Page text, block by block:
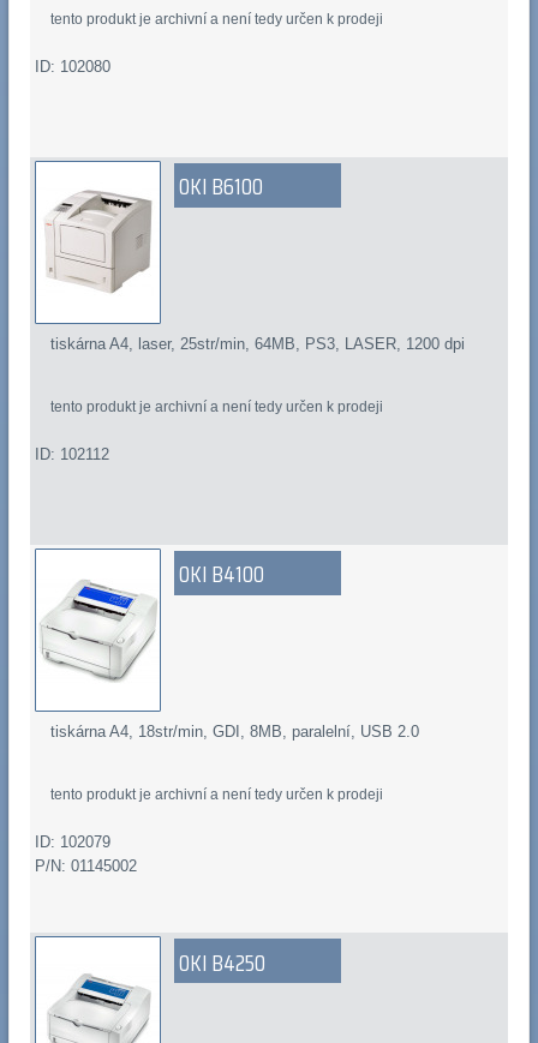
tento produkt je archivní a není tedy určen k prodeji
ID: 102080
OKI B6100
tiskárna A4, laser, 25str/min, 64MB, PS3, LASER, 1200 dpi
tento produkt je archivní a není tedy určen k prodeji
ID: 102112
OKI B4100
tiskárna A4, 18str/min, GDI, 8MB, paralelní, USB 2.0
tento produkt je archivní a není tedy určen k prodeji
ID: 102079
P/N: 01145002
OKI B4250